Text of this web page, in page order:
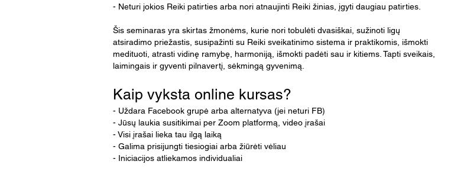
- Neturi jokios Reiki patirties arba nori atnaujinti Reiki žinias, įgyti daugiau patirties.
​Šis seminaras yra skirtas žmonėms, kurie nori tobulėti dvasiškai, sužinoti ligų
atsiradimo priežastis, susipažinti su Reiki sveikatinimo sistema ir praktikomis, išmokti
medituoti, atrasti vidinę ramybę, harmoniją, išmokti padėti sau ir kitiems. Tapti sveikais,
laimingais ir gyventi pilnavertį, sėkmingą gyvenimą.
Kaip vyksta online kursas?
- Uždara Facebook grupė arba alternatyva (jei neturi FB)
- Jūsų laukia susitikimai per Zoom platformą, video įrašai
- Visi įrašai lieka tau ilgą laiką
- Galima prisijungti tiesiogiai arba žiūrėti vėliau
- Iniciacijos atliekamos individualiai